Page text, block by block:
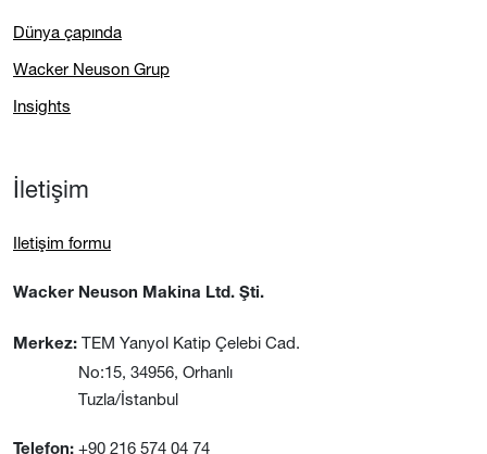
Dünya çapında
Wacker Neuson Grup
Insights
İletişim
Iletişim formu
Wacker Neuson Makina Ltd. Şti.
Merkez: TEM Yanyol Katip Çelebi Cad.
No:15, 34956, Orhanlı
Tuzla/İstanbul
Telefon: +90 216 574 04 74